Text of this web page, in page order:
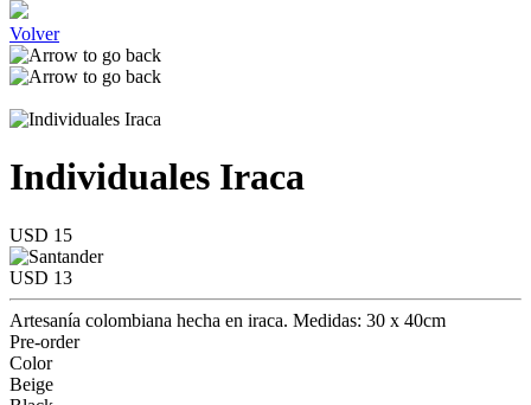
Volver
Individuales Iraca
USD 15
USD 13
Artesanía colombiana hecha en iraca. Medidas: 30 x 40cm
Pre-order
Color
Beige